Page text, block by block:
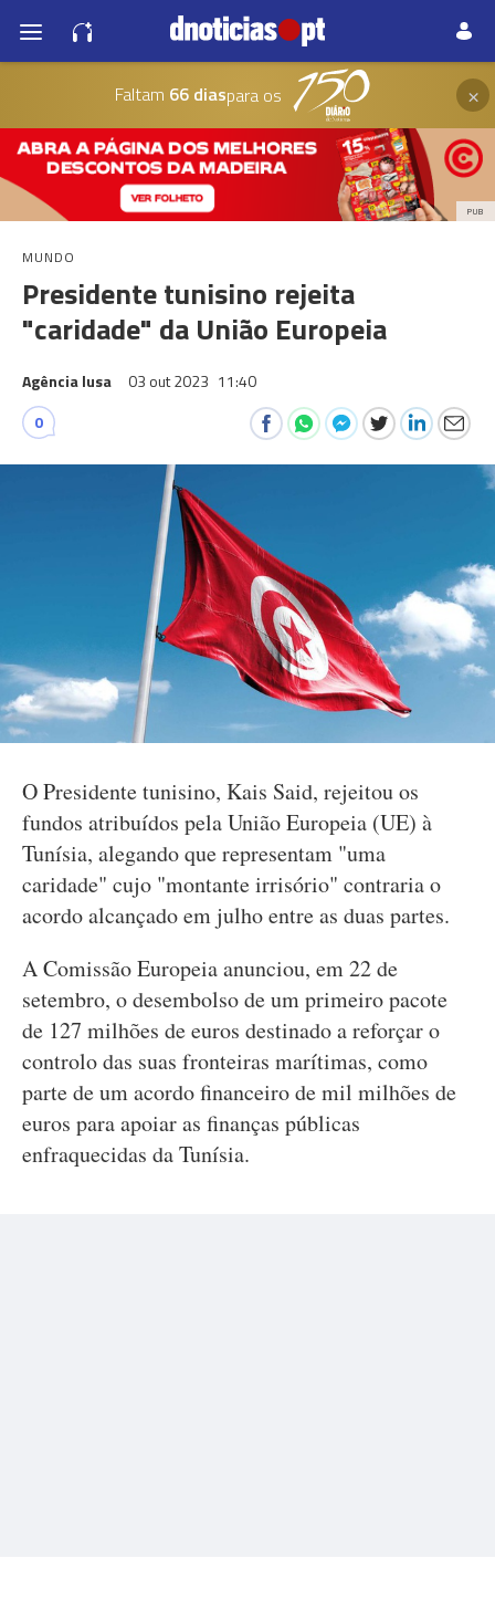
Faltam 66 diaspara os ×
PUB
MUNDO
Presidente tunisino rejeita
"caridade" da União Europeia
Agência lusa 03 out 2023 11:40
0
O Presidente tunisino, Kais Said, rejeitou os
fundos atribuídos pela União Europeia (UE) à
Tunísia, alegando que representam "uma
caridade" cujo "montante irrisório" contraria o
acordo alcançado em julho entre as duas partes.
A Comissão Europeia anunciou, em 22 de
setembro, o desembolso de um primeiro pacote
de 127 milhões de euros destinado a reforçar o
controlo das suas fronteiras marítimas, como
parte de um acordo financeiro de mil milhões de
euros para apoiar as finanças públicas
enfraquecidas da Tunísia.